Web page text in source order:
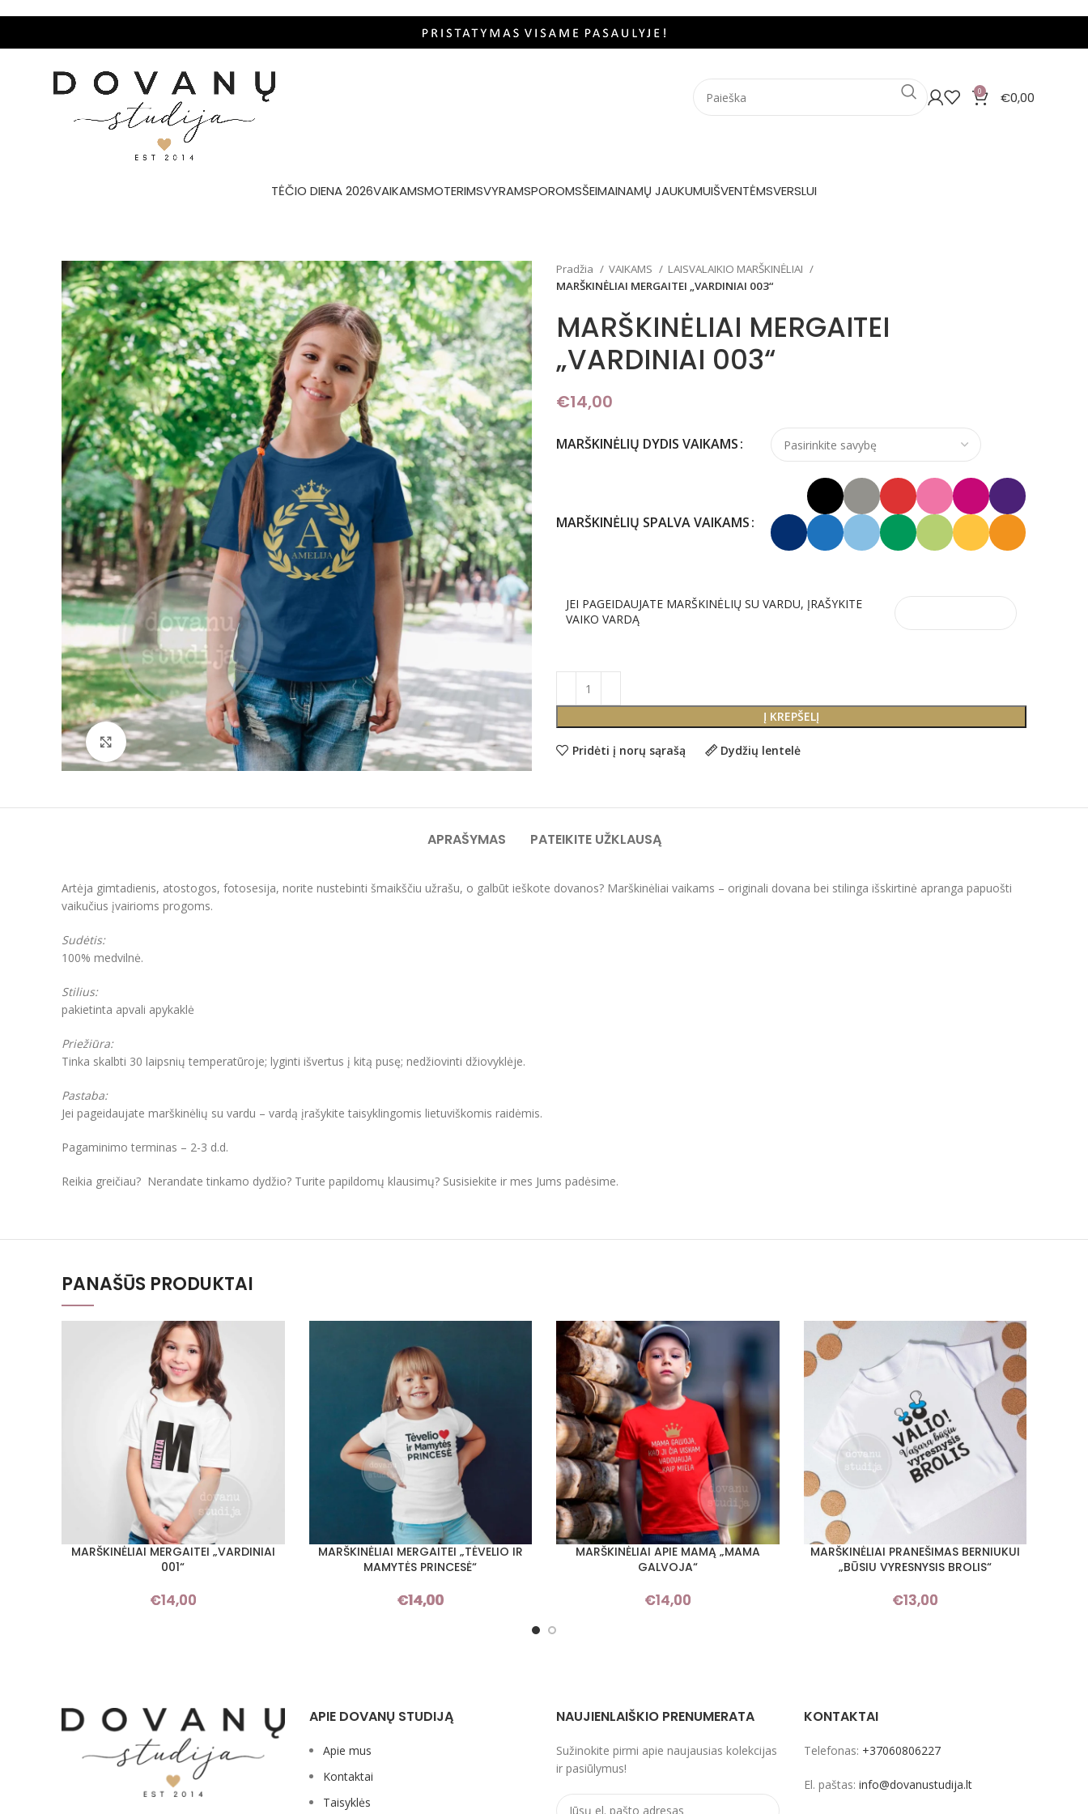
0 €0,00
TĖČIO DIENA 2026VAIKAMSMOTERIMSVYRAMSPOROMSŠEIMAINAMŲ JAUKUMUIŠVENTĖMSVERSLUI
Padidinti
Pradžia VAIKAMS
LAISVALAIKIO MARŠKINĖLIAI
MARŠKINĖLIAI MERGAITEI „VARDINIAI 003“
MARŠKINĖLIAI MERGAITEI
„VARDINIAI 003“
€14,00
MARŠKINĖLIŲ DYDIS VAIKAMS
MARŠKINĖLIŲ SPALVA VAIKAMS
JEI PAGEIDAUJATE MARŠKINĖLIŲ SU VARDU, ĮRAŠYKITE
VAIKO VARDĄ
Į KREPŠELĮ
Pridėti į norų sąrašą Dydžių lentelė
APRAŠYMAS PATEIKITE UŽKLAUSĄ
Artėja gimtadienis, atostogos, fotosesija, norite nustebinti šmaikščiu užrašu, o galbūt ieškote dovanos? Marškinėliai vaikams – originali dovana bei stilinga išskirtinė apranga papuošti
vaikučius įvairioms progoms.
Sudėtis:
100% medvilnė.
Stilius:
pakietinta apvali apykaklė
Priežiūra:
Tinka skalbti 30 laipsnių temperatūroje; lyginti išvertus į kitą pusę; nedžiovinti džiovyklėje.
Pastaba:
Jei pageidaujate marškinėlių su vardu – vardą įrašykite taisyklingomis lietuviškomis raidėmis.
Pagaminimo terminas – 2-3 d.d.
Reikia greičiau? Nerandate tinkamo dydžio? Turite papildomų klausimų? Susisiekite ir mes Jums padėsime.
PANAŠŪS PRODUKTAI
PASIRINKTI SAVYBES
MARŠKINĖLIAI MERGAITEI „VARDINIAI
001“
€14,00
PASIRINKTI SAVYBES
MARŠKINĖLIAI MERGAITEI „TĖVELIO IR
MAMYTĖS PRINCESĖ“
€14,00
PASIRINKTI SAVYBES
MARŠKINĖLIAI APIE MAMĄ „MAMA
GALVOJA“
€14,00
PASIRINKTI SAVYBES
MARŠKINĖLIAI PRANEŠIMAS BERNIUKUI
„BŪSIU VYRESNYSIS BROLIS“
€13,00
APIE DOVANŲ STUDIJĄ
Apie mus
Kontaktai
Taisyklės
NAUJIENLAIŠKIO PRENUMERATA
Sužinokite pirmi apie naujausias kolekcijas
ir pasiūlymus!
KONTAKTAI
Telefonas: +37060806227
El. paštas: info@dovanustudija.lt